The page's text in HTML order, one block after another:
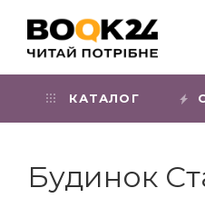
КАТАЛОГ
Будинок